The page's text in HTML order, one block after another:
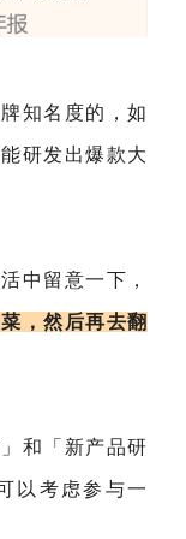
知名度的，如
研发出爆款大
中留意一下，
，然后再去翻
和「新产品研
以考虑参与一